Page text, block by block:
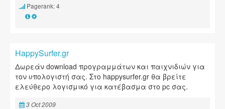
Pagerank: 4
HappySurfer.gr
Δωρεάν download προγραμμάτων και παιχνιδιών για
τον υπολογιστή σας. Στο happysurfer.gr θα βρείτε
ελεύθερο λογισμικό για κατέβασμα στο pc σας.
3 Oct 2009